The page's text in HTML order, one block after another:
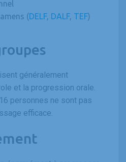
(DELF, DALF, TEF)
généralement
et la progression orale.
personnes ne sont pas
efficace.